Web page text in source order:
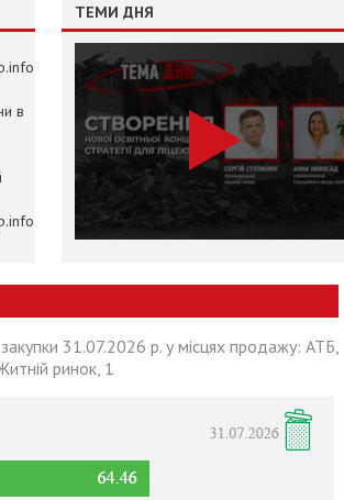
в
ТЕМИ ДНЯ
31.07.2026 р. у місцях продажу: АТБ,
ринок, 1